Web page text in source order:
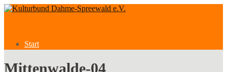
Start
Mittenwalde-04